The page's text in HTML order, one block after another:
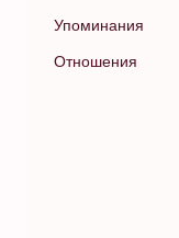
Упоминания
Отношения